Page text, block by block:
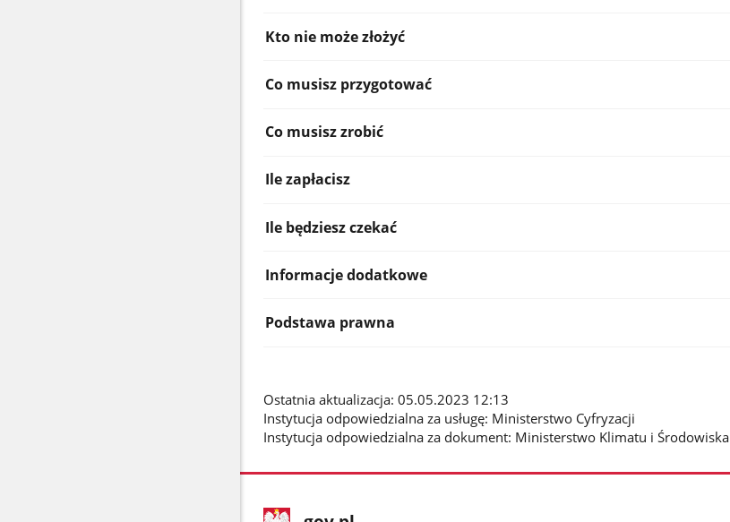
Kto nie może złożyć
Co musisz przygotować
Co musisz zrobić
Ile zapłacisz
Ile będziesz czekać
Informacje dodatkowe
Podstawa prawna
Ostatnia aktualizacja: 05.05.2023 12:13
Instytucja odpowiedzialna za usługę: Ministerstwo Cyfryzacji
Instytucja odpowiedzialna za dokument: Ministerstwo Klimatu i Środowiska
stopka